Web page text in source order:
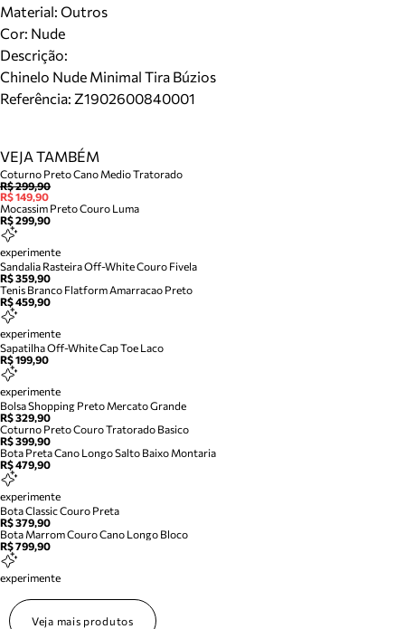
Material: Outros
Cor: Nude
Descrição:
Chinelo Nude Minimal Tira Búzios
Referência: Z1902600840001
VEJA TAMBÉM
Coturno Preto Cano Medio Tratorado
R$ 299,90
R$ 149,90
Mocassim Preto Couro Luma
R$ 299,90
experimente
Sandalia Rasteira Off-White Couro Fivela
R$ 359,90
Tenis Branco Flatform Amarracao Preto
R$ 459,90
experimente
Sapatilha Off-White Cap Toe Laco
R$ 199,90
experimente
Bolsa Shopping Preto Mercato Grande
R$ 329,90
Coturno Preto Couro Tratorado Basico
R$ 399,90
Bota Preta Cano Longo Salto Baixo Montaria
R$ 479,90
experimente
Bota Classic Couro Preta
R$ 379,90
Bota Marrom Couro Cano Longo Bloco
R$ 799,90
experimente
Veja mais produtos